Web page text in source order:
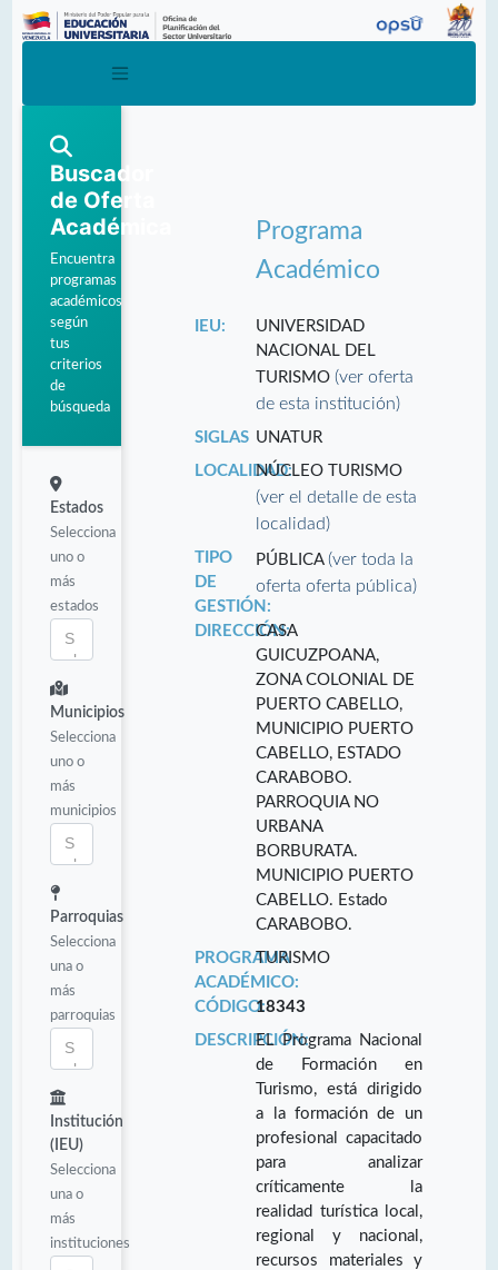
Buscador
de Oferta
Académica
Encuentra
programas
académicos
según
tus
criterios
de
búsqueda
Estados
Selecciona
uno o
más
estados
Municipios
Selecciona
uno o
más
municipios
Parroquias
Selecciona
una o
más
parroquias
Institución
(IEU)
Selecciona
una o
más
instituciones
Programa
Académico
IEU:
UNIVERSIDAD
NACIONAL DEL
TURISMO(ver oferta
de esta institución)
SIGLAS UNATUR
LOCALIDAD:NÚCLEO TURISMO
(ver el detalle de esta
localidad)
TIPO
DE
GESTIÓN:
PÚBLICA(ver toda la
oferta oferta pública)
DIRECCIÓN:
CASA
GUICUZPOANA,
ZONA COLONIAL DE
PUERTO CABELLO,
MUNICIPIO PUERTO
CABELLO, ESTADO
CARABOBO.
PARROQUIA NO
URBANA
BORBURATA.
MUNICIPIO PUERTO
CABELLO. Estado
CARABOBO.
PROGRAMA
ACADÉMICO:
TURISMO
CÓDIGO:18343
DESCRIPCIÓN:EL Programa Nacional
de Formación en
Turismo, está dirigido
a la formación de un
profesional capacitado
para analizar
críticamente la
realidad turística local,
regional y nacional,
recursos materiales y